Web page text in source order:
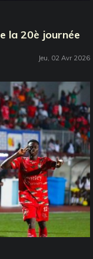
la 20è journée
Jeu, 02 Avr 2026